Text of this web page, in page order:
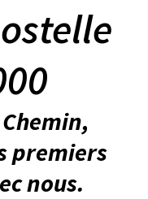
premiers
nous.